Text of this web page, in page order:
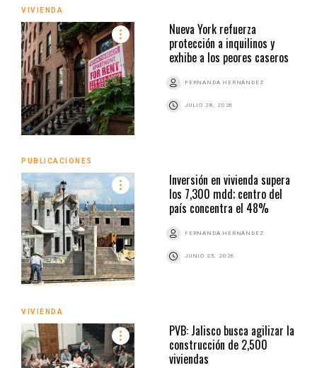
VIVIENDA
Nueva York refuerza
protección a inquilinos y
exhibe a los peores caseros
FERNANDA HERNÁNDEZ
JULIO 28, 2026
PUBLICACIONES
Inversión en vivienda supera
los 7,300 mdd; centro del
país concentra el 48%
FERNANDA HERNÁNDEZ
JUNIO 25, 2026
VIVIENDA
PVB: Jalisco busca agilizar la
construcción de 2,500
viviendas